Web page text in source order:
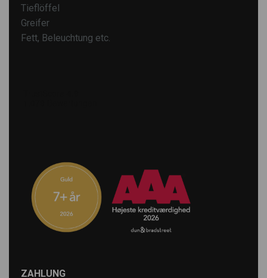
Tieflöffel
Greifer
Fett, Beleuchtung etc.
ZAHLUNG